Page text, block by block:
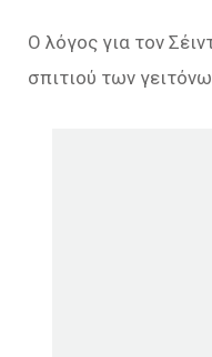
Ο λόγος για τον
σπιτιού των